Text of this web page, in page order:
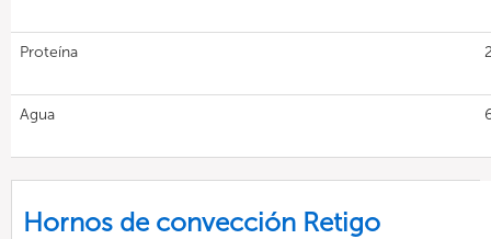
Proteína
Agua
Hornos de convección Retigo